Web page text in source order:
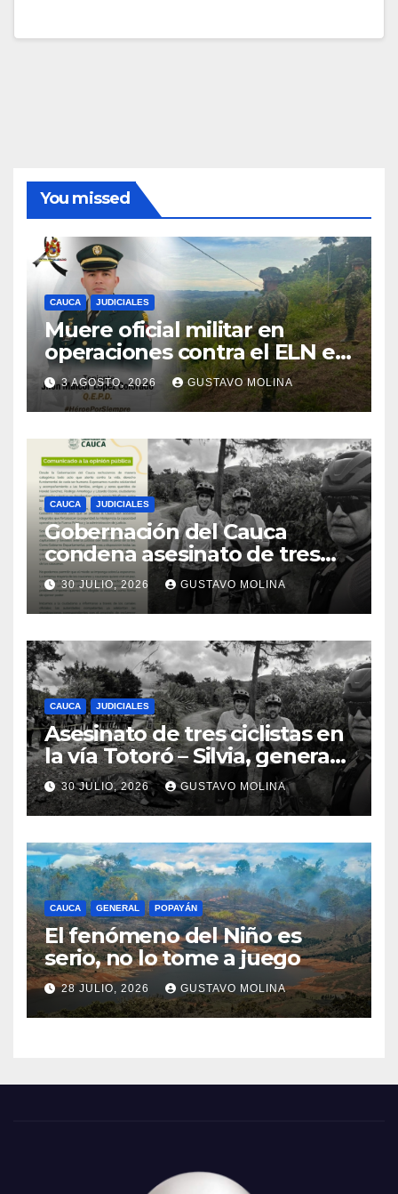
You missed
CAUCA JUDICIALES
Muere oficial militar en
operaciones contra el ELN en
el sur del Cauca
3 AGOSTO, 2026 GUSTAVO MOLINA
CAUCA JUDICIALES
Gobernación del Cauca
condena asesinato de tres
ciudadanos y exige medidas
urgentes al Gobierno
Nacional
30 JULIO, 2026 GUSTAVO MOLINA
CAUCA JUDICIALES
Asesinato de tres ciclistas en
la vía Totoró – Silvia, genera
consternación en el Cauca
30 JULIO, 2026 GUSTAVO MOLINA
CAUCA GENERAL POPAYÁN
El fenómeno del Niño es
serio, no lo tome a juego
28 JULIO, 2026 GUSTAVO MOLINA